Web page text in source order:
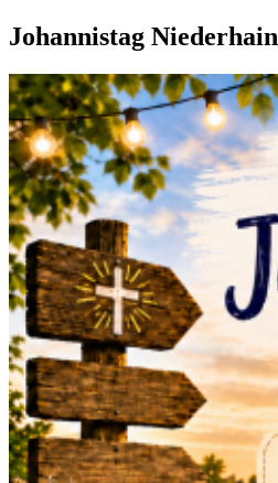
Johannistag Niederhain